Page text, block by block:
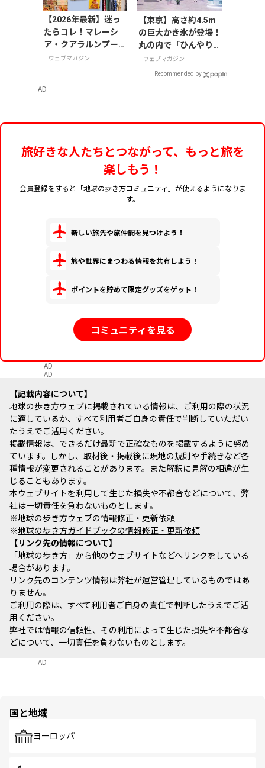
【2026年最新】迷っ
たらコレ！マレーシ
ア・クアラルンプー
ルで絶対買いたいお
ウェブマガジン
【東京】高さ約4.5m
の巨大かき氷が登場！
丸の内で「ひんやりＫ
ＩＴＴＥ」が8月7日
から開催
ウェブマガジン
Recommended by
AD
旅好きな人たちとつながって、もっと旅を
楽しもう！
会員登録をすると「地球の歩き方コミュニティ」が使えるようになりま
す。
新しい旅先や旅仲間を見つけよう！
旅や世界にまつわる情報を共有しよう！
ポイントを貯めて限定グッズをゲット！
コミュニティを見る
AD
AD
記載内容について
地球の歩き方ウェブに掲載されている情報は、ご利用の際の状況
に適しているか、すべて利用者ご自身の責任で判断していただい
たうえでご活用ください。
掲載情報は、できるだけ最新で正確なものを掲載するように努め
ています。しかし、取材後・掲載後に現地の規則や手続きなど各
種情報が変更されることがあります。また解釈に見解の相違が生
じることもあります。
本ウェブサイトを利用して生じた損失や不都合などについて、弊
社は一切責任を負わないものとします。
※地球の歩き方ウェブの情報修正・更新依頼
※地球の歩き方ガイドブックの情報修正・更新依頼
リンク先の情報について
「地球の歩き方」から他のウェブサイトなどへリンクをしている
場合があります。
リンク先のコンテンツ情報は弊社が運営管理しているものではあ
りません。
ご利用の際は、すべて利用者ご自身の責任で判断したうえでご活
用ください。
弊社では情報の信頼性、その利用によって生じた損失や不都合な
どについて、一切責任を負わないものとします。
AD
国と地域
ヨーロッパ